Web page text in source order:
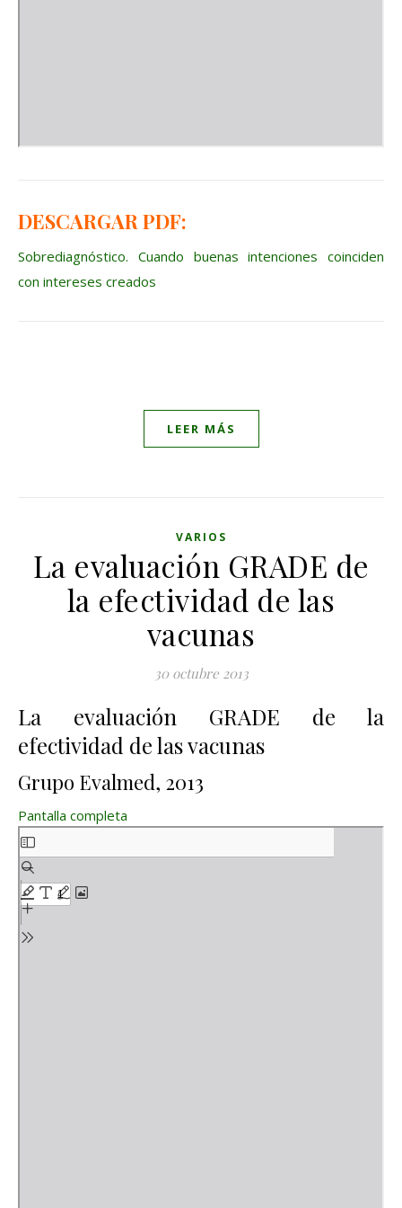
DESCARGAR PDF:
Sobrediagnóstico. Cuando buenas intenciones coinciden
con intereses creados
LEER MÁS
VARIOS
La evaluación GRADE de
la efectividad de las
vacunas
30 octubre 2013
La evaluación GRADE de la
efectividad de las vacunas
Grupo Evalmed, 2013
Pantalla completa
Saltar al contenido del PDF